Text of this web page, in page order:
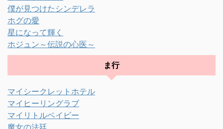
僕が見つけたシンデレラ
ホグの愛
星になって輝く
ホジュン～伝説の心医～
ま行
マイシークレットホテル
マイヒーリングラブ
マイリトルベイビー